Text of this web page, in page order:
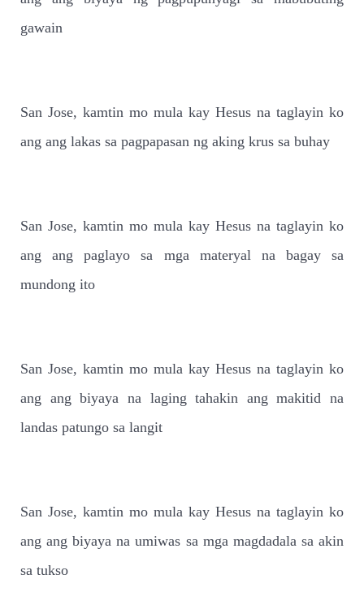
gawain
San Jose, kamtin mo mula kay Hesus na taglayin ko
ang ang lakas sa pagpapasan ng aking krus sa buhay
San Jose, kamtin mo mula kay Hesus na taglayin ko
ang ang paglayo sa mga materyal na bagay sa
mundong ito
San Jose, kamtin mo mula kay Hesus na taglayin ko
ang ang biyaya na laging tahakin ang makitid na
landas patungo sa langit
San Jose, kamtin mo mula kay Hesus na taglayin ko
ang ang biyaya na umiwas sa mga magdadala sa akin
sa tukso